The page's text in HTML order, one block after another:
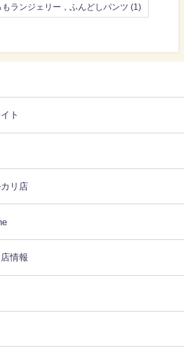
ランジェリー，ふんどしパンツ (1)
ト
リ店
情報